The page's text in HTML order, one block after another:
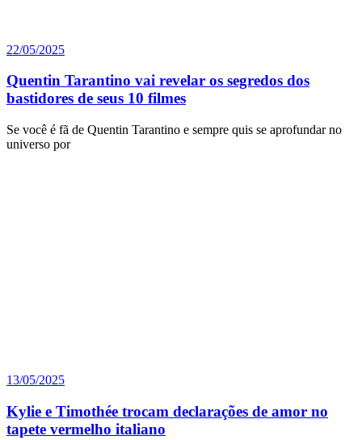
22/05/2025
Quentin Tarantino vai revelar os segredos dos
bastidores de seus 10 filmes
Se você é fã de Quentin Tarantino e sempre quis se aprofundar no
universo por
13/05/2025
Kylie e Timothée trocam declarações de amor no
tapete vermelho italiano